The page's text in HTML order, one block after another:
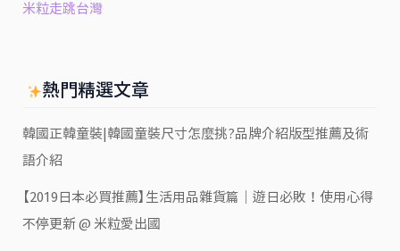
米粒走跳台灣
熱門精選文章
韓國正韓童裝|韓國童裝尺寸怎麼挑?品牌介紹版型推薦及術
語介紹
【2019日本必買推薦】生活用品雜貨篇｜遊日必敗！使用心得
不停更新 @ 米粒愛出國